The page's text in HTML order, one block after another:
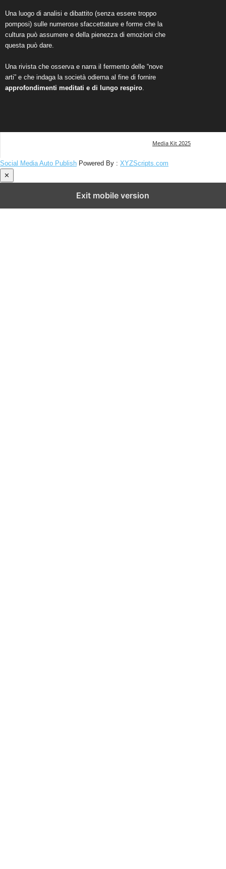
Una luogo di analisi e dibattito (senza essere troppo
pomposi) sulle numerose sfaccettature e forme che la
cultura può assumere e della pienezza di emozioni che
questa può dare.
Una rivista che osserva e narra il fermento delle “nove
arti” e che indaga la società odierna al fine di fornire
approfondimenti meditati e di lungo respiro.
Media Kit 2025
Social Media Auto Publish Powered By : XYZScripts.com
✕
Exit mobile version